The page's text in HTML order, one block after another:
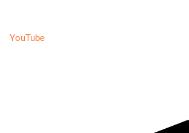
YouTube